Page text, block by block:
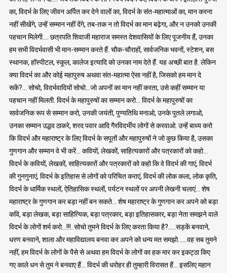
का, विदर्भ के लिए जीवन अर्पित कर देने वालों का, विदर्भ के संत-महात्माओं का, मान करना
नहीं सीखेंगे, उन्हें सम्मान नहीं देंगे, तब-तक न तो विदर्भ का मान बढ़ेगा, और न उनको उनकी
पहचान मिलेगी…. छत्रपति शिवाजी महाराज समस्त देशवासियों के लिए पूजनीय हैं, उनका
हम सभी विदर्भवासी भी मान-सम्मान करते हैं. चौक-चौराहों, सार्वजनिक भवनों, स्टेशन, बस
स्थानक, हॉस्पीटल, स्कूल, कालेज इत्यादि को उनका नाम देते हैं. यह अच्छी बात है. लेकिन
क्या विदर्भ का और कोई महापुरुष अथवा संत-महात्मा ऐसा नहीं है, जिसको हम मान दे
सकें?… सोचो, विदर्भवादियों सोचो…जो अपनों का मान नहीं करता, उसे कहीं सम्मान या
पहचान नहीं मिलती. विदर्भ के महापुरुषों का सम्मान करो… विदर्भ के महापुरुषों का
सार्वजनिक रूप से सम्मान करो, उनकी जयंती, पुण्यतिथि मनाओ, उनके पुतले लगाओ,
उनका सम्मान उद्धव ठाकरे, शरद पवार आदि गैरविदर्भीय लोगों से करवाओ. उन्हें बाध्य करो
कि विदर्भ और महाराष्ट्र के लिए विदर्भ के सपूतों और महापुरुषों ने जो कुछ किया है, उसका
गुणगान और सम्मान वे भी करें… कवियों, लेखकों, साहित्यकारों और पत्रकारों को कहो…
विदर्भ के कवियों, लेखकों, साहित्यकारों और पत्रकारों को कहो कि वे विदर्भ की गाएं, विदर्भ
की गुनगुनाएं, विदर्भ के इतिहास से लोगों को परिचित कराएं, विदर्भ की लोक कला, लोक कृति,
विदर्भ के धार्मिक स्थलों, ऐतिहासिक स्थलों, पर्यटन स्थलों पर अपनी लेखनी चलाएं… शेष
महाराष्ट्र के गुणगान कर बड़ा नहीं बन सकते… शेष महाराष्ट्र के गुणगान कर अपने को बड़ा
कवि, बड़ा लेखक, बड़ा साहित्यिक, बड़ा पत्रकार, बड़ा इतिहासकार, बड़ा नेता समझने वाले
विदर्भ के लोगों शर्म करो…!!!..सोचो तुमने विदर्भ के लिए करता किया है?…..सड़कें बनवाने,
धरण बनवाने, शाला और महाविद्यालय बनवा कर अपने को धन्य मत समझो……वह सब तुमने
नहीं, हम विदर्भ के लोगों के पैसे से अथवा हम विदर्भ के लोगों का हक मार कर इकट्ठा किए
गए काले धन से तुम ने बनवाए हैं… विदर्भ की धरोहर ही तुम्हारी विरासत हैं… इसलिए महान